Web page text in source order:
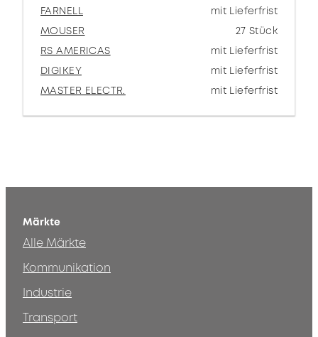
FARNELL
mit Lieferfrist
MOUSER
27 Stück
RS AMERICAS
mit Lieferfrist
DIGIKEY
mit Lieferfrist
MASTER ELECTR.
mit Lieferfrist
Märkte
Alle Märkte
Kommunikation
Industrie
Transport